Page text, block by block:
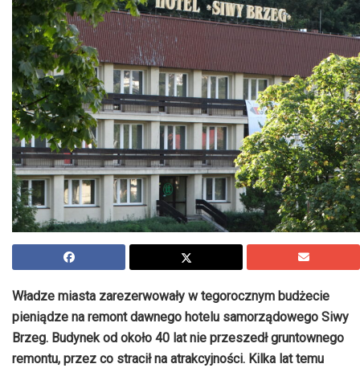
Władze miasta zarezerwowały w tegorocznym budżecie
pieniądze na remont dawnego hotelu samorządowego Siwy
Brzeg. Budynek od około 40 lat nie przeszedł gruntownego
remontu, przez co stracił na atrakcyjności. Kilka lat temu